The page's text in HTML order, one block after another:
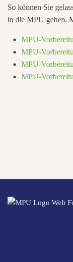
So können Sie
in die MPU gehen.
MPU-
MPU-
MPU-
MPU-